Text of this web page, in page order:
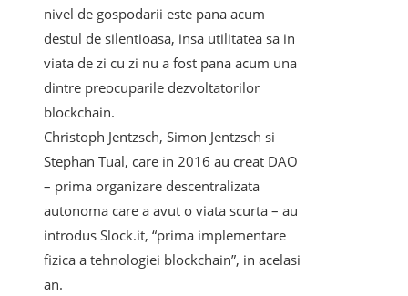
nivel de gospodarii este pana acum
destul de silentioasa, insa utilitatea sa in
viata de zi cu zi nu a fost pana acum una
dintre preocuparile dezvoltatorilor
blockchain.
Christoph Jentzsch, Simon Jentzsch si
Stephan Tual, care in 2016 au creat DAO
– prima organizare descentralizata
autonoma care a avut o viata scurta – au
introdus Slock.it, “prima implementare
fizica a tehnologiei blockchain”, in acelasi
an.